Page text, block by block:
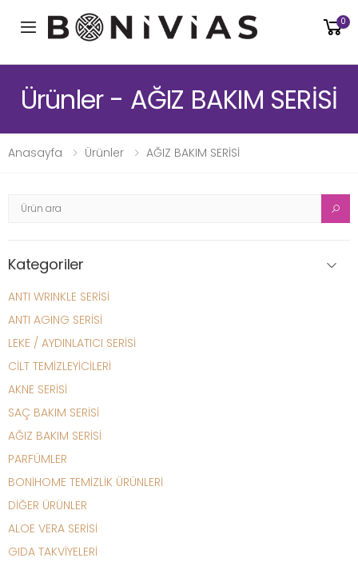
Toggle mobile menu
0
Ürünler - AĞIZ BAKIM SERİSİ
Anasayfa Ürünler AĞIZ BAKIM SERİSİ
Kategoriler
ANTI WRINKLE SERİSİ
ANTI AGING SERİSİ
LEKE / AYDINLATICI SERİSİ
CİLT TEMİZLEYİCİLERİ
AKNE SERİSİ
SAÇ BAKIM SERİSİ
AĞIZ BAKIM SERİSİ
PARFÜMLER
BONİHOME TEMİZLİK ÜRÜNLERİ
DİĞER ÜRÜNLER
ALOE VERA SERİSİ
GIDA TAKVİYELERİ